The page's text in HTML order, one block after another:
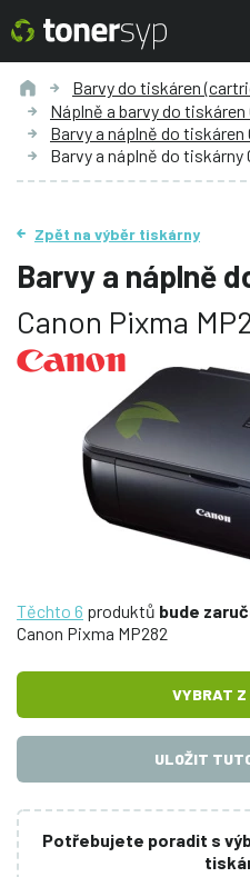
Barvy do tiskáren
Náplně a barvy do tiskáren
Barvy a náplně do tiskáren
Barvy a náplně do tiskárny
Zpět na výběr tiskárny
Barvy a náplně
Canon Pixma
Těchto 6 produktů bude
Canon Pixma MP282
VYBRAT
ULOŽIT
Potřebujete poradit s